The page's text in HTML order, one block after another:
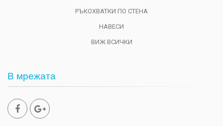
РЪКОХВАТКИ ПО СТЕНА
НАВЕСИ
ВИЖ ВСИЧКИ
В мрежата